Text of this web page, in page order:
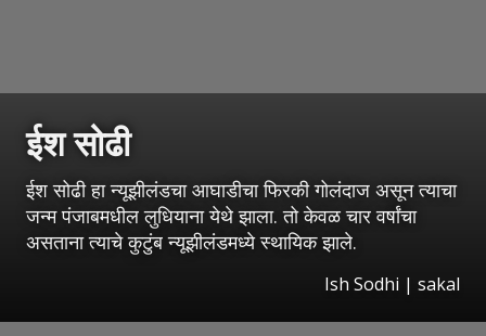
ईश सोढी
ईश सोढी हा न्यूझीलंडचा आघाडीचा फिरकी गोलंदाज असून त्याचा
जन्म पंजाबमधील लुधियाना येथे झाला. तो केवळ चार वर्षांचा
असताना त्याचे कुटुंब न्यूझीलंडमध्ये स्थायिक झाले.
Ish Sodhi | sakal